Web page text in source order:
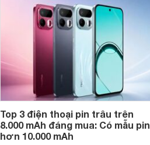
Top 3 điện thoại pin trâu trên
8.000 mAh đáng mua: Có mẫu pin
hơn 10.000 mAh